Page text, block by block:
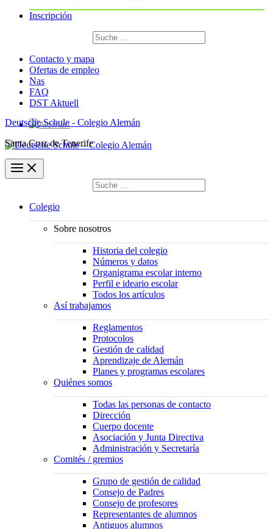
Inscripción
Buscar
por:
Contacto y mapa
Ofertas de empleo
Nas
FAQ
DST Aktuell
Deutsche Schule - Colegio Alemán
Santa Cruz de Tenerife
Buscar
por:
Colegio
Sobre nosotros
Historia del colegio
Números y datos
Organigrama escolar interno
Perfil e ideario escolar
Todos los artículos
Así trabajamos
Reglamentos
Protocolos
Gestión de calidad
Aprendizaje de Alemán
Planes y programas escolares
Quiénes somos
Todas las personas de contacto
Dirección
Cuerpo docente
Asociación y Junta Directiva
Administración y Secretaría
Comités / gremios
Grupo de gestión de calidad
Consejo de Padres
Consejo de profesores
Representantes de alumnos
Antiguos alumnos